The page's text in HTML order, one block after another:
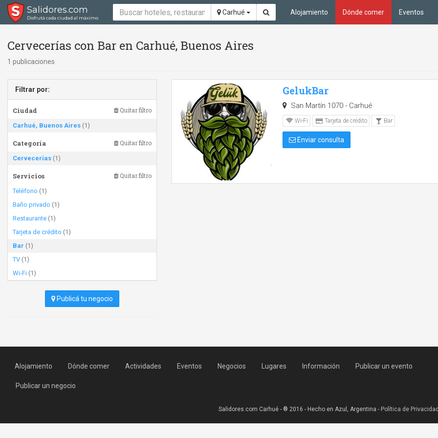
Salidores.com
Disfrutá cada ciudad al máximo
Carhué Alojamiento Dónde comer Eventos
Cervecerías con Bar en Carhué, Buenos Aires
1 publicaciones
Filtrar por:
Ciudad Quitar filtro
Carhué, Buenos Aires (1)
Categoría Quitar filtro
Cervecerías (1)
Servicios Quitar filtro
Teléfono (1)
Baño privado (1)
Restaurante (1)
Tarjeta de crédito (1)
Bar (1)
TV (1)
Wi-Fi (1)
Publicá tu negocio
GelukBar
San Martín 1070 - Carhué
Wi-Fi Tarjeta de crédito Bar
Enviar consulta
Alojamiento Dónde comer Actividades Eventos Negocios Lugares Información Publicar un evento
Publicar un negocio
Salidores.com Carhué - ® 2016 - Hecho en Azul, Argentina - Política de